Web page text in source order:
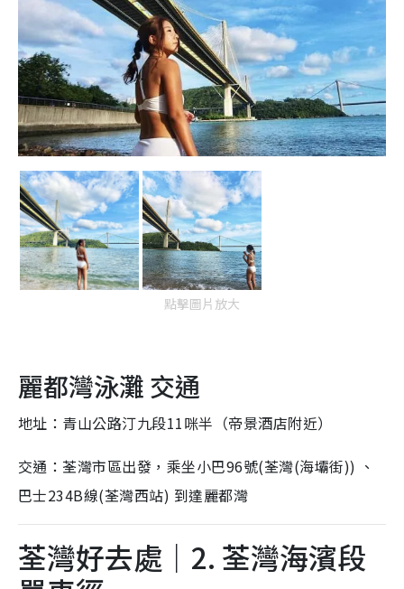
點擊圖片放大
麗都灣泳灘 交通
地址：青山公路汀九段11咪半（帝景酒店附近）
交通：荃灣市區出發，乘坐小巴96號(荃灣(海壩街)) 、
巴士234B線(荃灣西站) 到達麗都灣
荃灣好去處｜2. 荃灣海濱段